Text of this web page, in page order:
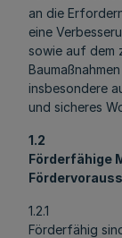
an die
eine
sowie auf dem
insbesondere
und sicheres
1.2
Förderfähige
1.2.1
Förderfähig